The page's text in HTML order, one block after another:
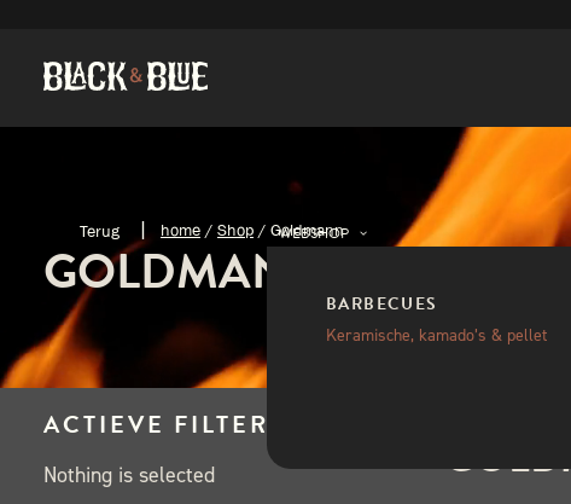
WEBSHOP
BARBECUES
Keramische, kamado’s & pellet
home / Shop / Goldmann
GOLDMANN
ACTIEVE FILTERS
Nothing is selected